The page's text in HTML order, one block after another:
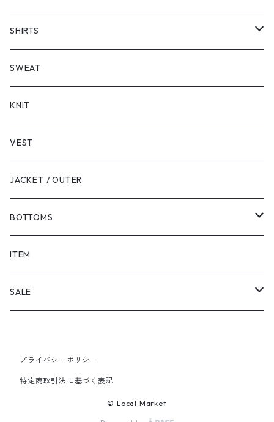
SHORT SLEEVE
LONG SLEEVE
SHIRTS
SHORT SLEEVE
LONG SLEEVE
SWEAT
KNIT
VEST
JACKET / OUTER
BOTTOMS
SHORTS
PANTS
ITEM
SALE
PANTS
プライバシーポリシー
特定商取引法に基づく表記
© Local Market